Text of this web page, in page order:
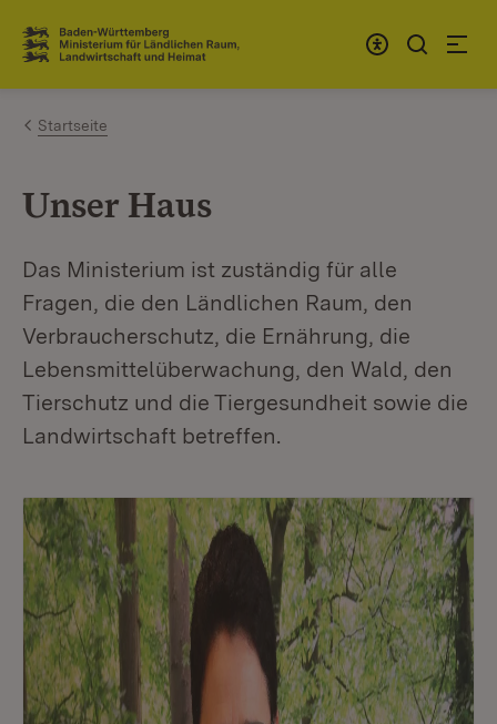
Zum Inhalt springen
Link zur Startseite
Startseite
Unser Haus
Das Ministerium ist zuständig für alle
Fragen, die den Ländlichen Raum, den
Verbraucherschutz, die Ernährung, die
Lebensmittelüberwachung, den Wald, den
Tierschutz und die Tiergesundheit sowie die
Landwirtschaft betreffen.